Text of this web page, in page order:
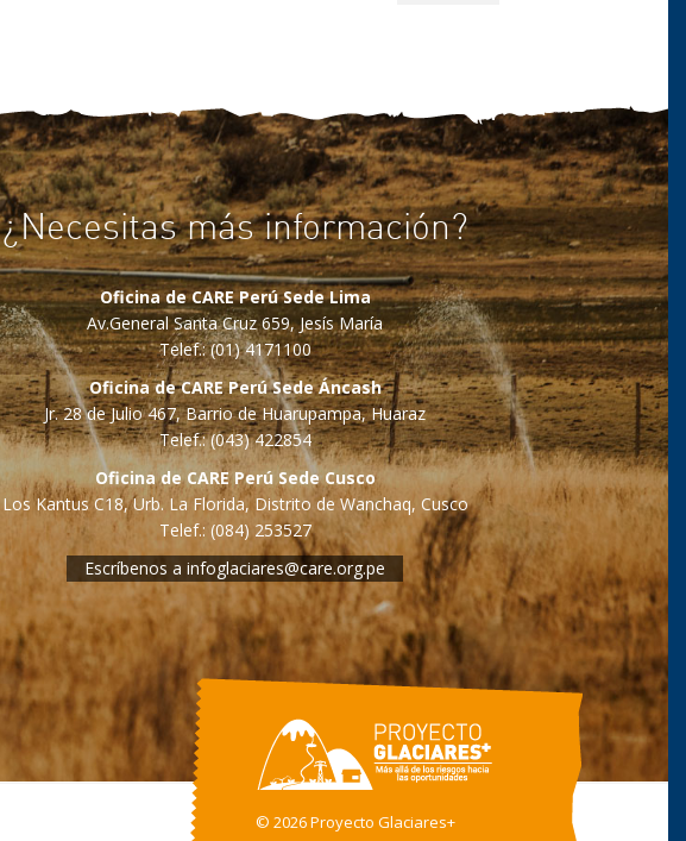
¿Necesitas más información?
Oficina de CARE Perú Sede Lima
Av.General Santa Cruz 659, Jesís María
Telef.: (01) 4171100
Oficina de CARE Perú Sede Áncash
Jr. 28 de Julio 467, Barrio de Huarupampa, Huaraz
Telef.: (043) 422854
Oficina de CARE Perú Sede Cusco
Los Kantus C18, Urb. La Florida, Distrito de Wanchaq, Cusco
Telef.: (084) 253527
Escríbenos a infoglaciares@care.org.pe
© 2026 Proyecto Glaciares+